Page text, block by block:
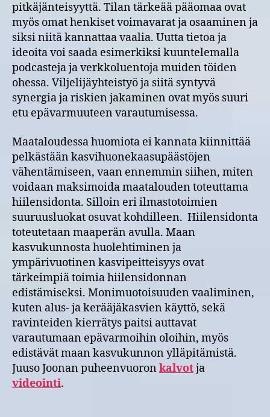
pitkäjänteisyyttä. Tilan tärkeää pääomaa ovat
myös omat henkiset voimavarat ja osaaminen ja
siksi niitä kannattaa vaalia. Uutta tietoa ja
ideoita voi saada esimerkiksi kuuntelemalla
podcasteja ja verkkoluentoja muiden töiden
ohessa. Viljelijäyhteistyö ja siitä syntyvä
synergia ja riskien jakaminen ovat myös suuri
etu epävarmuuteen varautumisessa.
Maataloudessa huomiota ei kannata kiinnittää
pelkästään kasvihuonekaasupäästöjen
vähentämiseen, vaan ennemmin siihen, miten
voidaan maksimoida maatalouden toteuttama
hiilensidonta. Silloin eri ilmastotoimien
suuruusluokat osuvat kohdilleen. Hiilensidonta
toteutetaan maaperän avulla. Maan
kasvukunnosta huolehtiminen ja
ympärivuotinen kasvipeitteisyys ovat
tärkeimpiä toimia hiilensidonnan
edistämiseksi. Monimuotoisuuden vaaliminen,
kuten alus- ja kerääjäkasvien käyttö, sekä
ravinteiden kierrätys paitsi auttavat
varautumaan epävarmoihin oloihin, myös
edistävät maan kasvukunnon ylläpitämistä.
Juuso Joonan puheenvuoronkalvotja
videointi.